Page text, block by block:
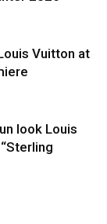
Vuitton at
look Louis